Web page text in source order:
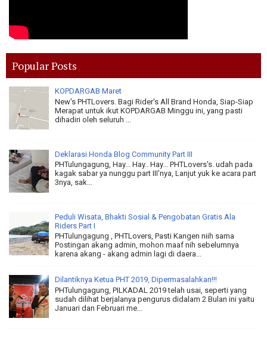
Popular Posts
KOPDARGAB Maret
New's PHTLovers. Bagi Rider's All Brand Honda, Siap-Siap
Merapat untuk ikut KOPDARGAB Minggu ini, yang pasti
dihadiri oleh seluruh ...
Deklarasi Honda Blog Community Part III
PHTulungagung, Hay... Hay.. Hay... PHTLovers's. udah pada
kagak sabar ya nunggu part III'nya, Lanjut yuk ke acara part
3nya, sak...
Peduli Wisata, Bhakti Sosial & Pengobatan Gratis Ala
Riders Part I
PHTulungagung , PHTLovers, Pasti Kangen niih sama
Postingan akang admin, mohon maaf nih sebelumnya
karena akang - akang admin lagi di daera...
Dilantiknya Ketua PHT 2019, Dipermasalahkan!!!
PHTulungagung, PILKADAL 2019 telah usai, seperti yang
sudah dilihat berjalanya pengurus didalam 2 Bulan ini yaitu
Januari dan Februari me...